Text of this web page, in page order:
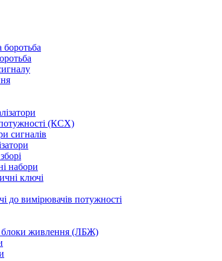
(КСХ)
сигналів
набори
ключі
до вимірювачів потужності
блоки живлення (ЛБЖ)